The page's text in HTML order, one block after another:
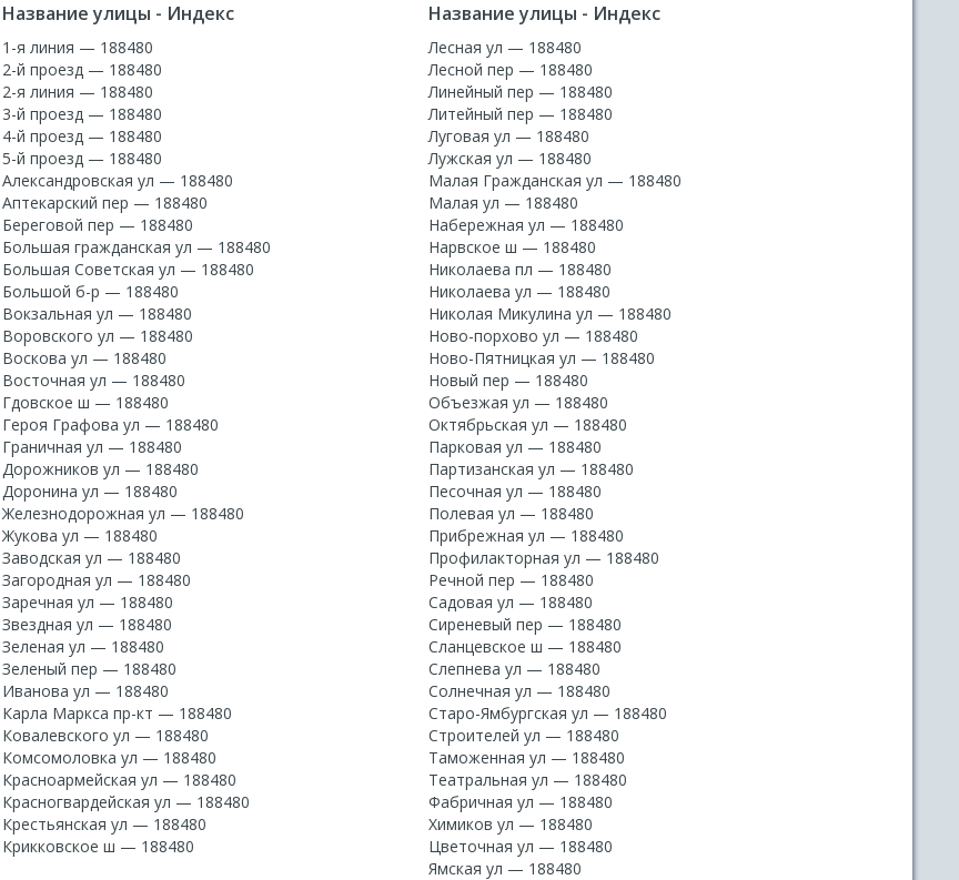
Название улицы - Индекс
1-я линия — 188480
2-й проезд — 188480
2-я линия — 188480
3-й проезд — 188480
4-й проезд — 188480
5-й проезд — 188480
Александровская ул — 188480
Аптекарский пер — 188480
Береговой пер — 188480
Большая гражданская ул — 188480
Большая Советская ул — 188480
Большой б-р — 188480
Вокзальная ул — 188480
Воровского ул — 188480
Воскова ул — 188480
Восточная ул — 188480
Гдовское ш — 188480
Героя Графова ул — 188480
Граничная ул — 188480
Дорожников ул — 188480
Доронина ул — 188480
Железнодорожная ул — 188480
Жукова ул — 188480
Заводская ул — 188480
Загородная ул — 188480
Заречная ул — 188480
Звездная ул — 188480
Зеленая ул — 188480
Зеленый пер — 188480
Иванова ул — 188480
Карла Маркса пр-кт — 188480
Ковалевского ул — 188480
Комсомоловка ул — 188480
Красноармейская ул — 188480
Красногвардейская ул — 188480
Крестьянская ул — 188480
Крикковское ш — 188480
Название улицы - Индекс
Лесная ул — 188480
Лесной пер — 188480
Линейный пер — 188480
Литейный пер — 188480
Луговая ул — 188480
Лужская ул — 188480
Малая Гражданская ул — 188480
Малая ул — 188480
Набережная ул — 188480
Нарвское ш — 188480
Николаева пл — 188480
Николаева ул — 188480
Николая Микулина ул — 188480
Ново-порхово ул — 188480
Ново-Пятницкая ул — 188480
Новый пер — 188480
Объезжая ул — 188480
Октябрьская ул — 188480
Парковая ул — 188480
Партизанская ул — 188480
Песочная ул — 188480
Полевая ул — 188480
Прибрежная ул — 188480
Профилакторная ул — 188480
Речной пер — 188480
Садовая ул — 188480
Сиреневый пер — 188480
Сланцевское ш — 188480
Слепнева ул — 188480
Солнечная ул — 188480
Старо-Ямбургская ул — 188480
Строителей ул — 188480
Таможенная ул — 188480
Театральная ул — 188480
Фабричная ул — 188480
Химиков ул — 188480
Цветочная ул — 188480
Ямская ул — 188480